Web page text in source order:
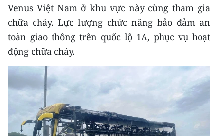
Ảnh
Infographic
TIN MỚI
TIN ĐỊA PHƯƠNG
Trung du và miền núi phía Bắc
Đồng bằng sông Hồng
Venus Việt Nam ở khu vực này cùng tham gia
chữa cháy. Lực lượng chức năng bảo đảm an
toàn giao thông trên quốc lộ 1A, phục vụ hoạt
động chữa cháy.